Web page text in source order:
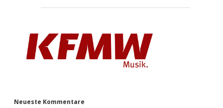
Neueste Kommentare